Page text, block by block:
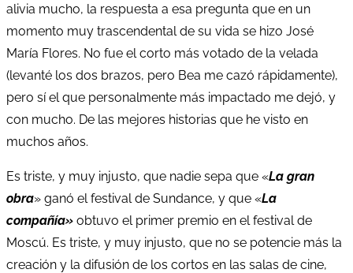
alivia mucho, la respuesta a esa pregunta que en un
momento muy trascendental de su vida se hizo José
María Flores. No fue el corto más votado de la velada
(levanté los dos brazos, pero Bea me cazó rápidamente),
pero sí el que personalmente más impactado me dejó, y
con mucho. De las mejores historias que he visto en
muchos años.
Es triste, y muy injusto, que nadie sepa que «La gran
obra» ganó el festival de Sundance, y que «La
compañía» obtuvo el primer premio en el festival de
Moscú. Es triste, y muy injusto, que no se potencie más la
creación y la difusión de los cortos en las salas de cine,